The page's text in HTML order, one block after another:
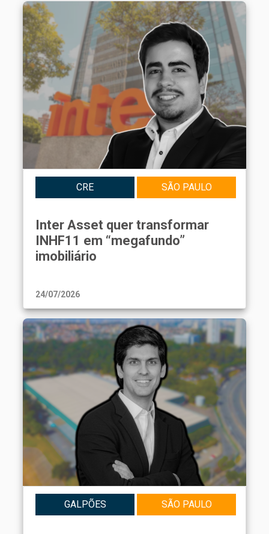
CRE SÃO PAULO
Inter Asset quer transformar
INHF11 em “megafundo”
imobiliário
24/07/2026
GALPÕES SÃO PAULO